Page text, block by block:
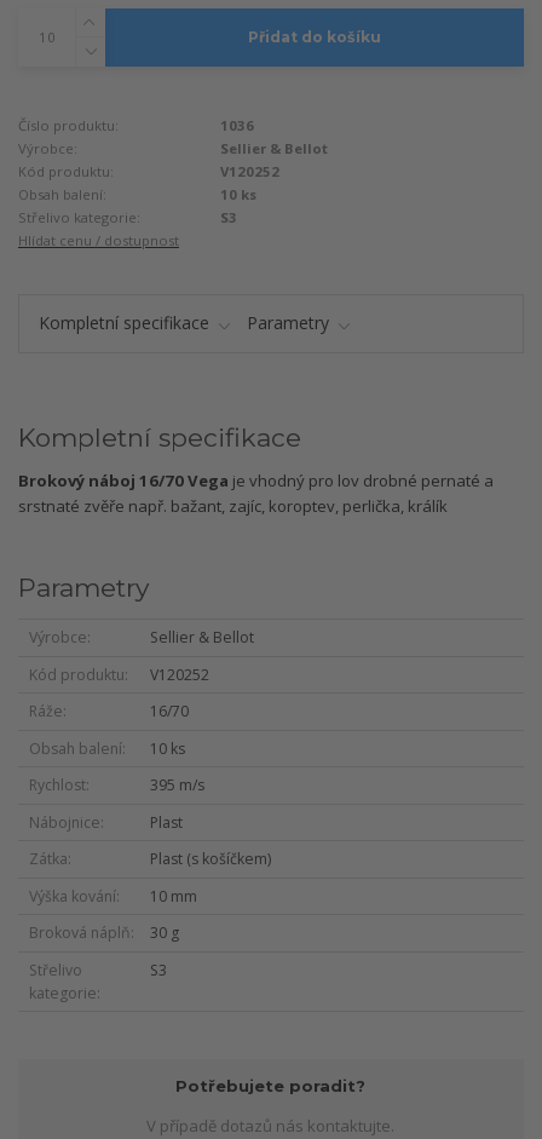
Přidat do košíku
Číslo produktu:
1036
Výrobce:
Sellier & Bellot
Kód produktu:
V120252
Obsah balení:
10 ks
Střelivo kategorie:
S3
Hlídat cenu / dostupnost
Kompletní specifikace Parametry
Kompletní specifikace
Brokový náboj 16/70 Vega je vhodný pro lov drobné pernaté a
srstnaté zvěře např. bažant, zajíc, koroptev, perlička, králík
Parametry
Výrobce
Sellier & Bellot
Kód produktu
V120252
Ráže
16/70
Obsah balení
10 ks
Rychlost
395 m/s
Nábojnice
Plast
Zátka
Plast (s košíčkem)
Výška kování
10 mm
Broková náplň
30 g
Střelivo
kategorie
S3
Potřebujete poradit?
V případě dotazů nás kontaktujte.